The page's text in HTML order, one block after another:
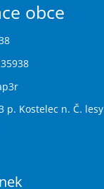
obce
p. Kostelec n. Č. lesy